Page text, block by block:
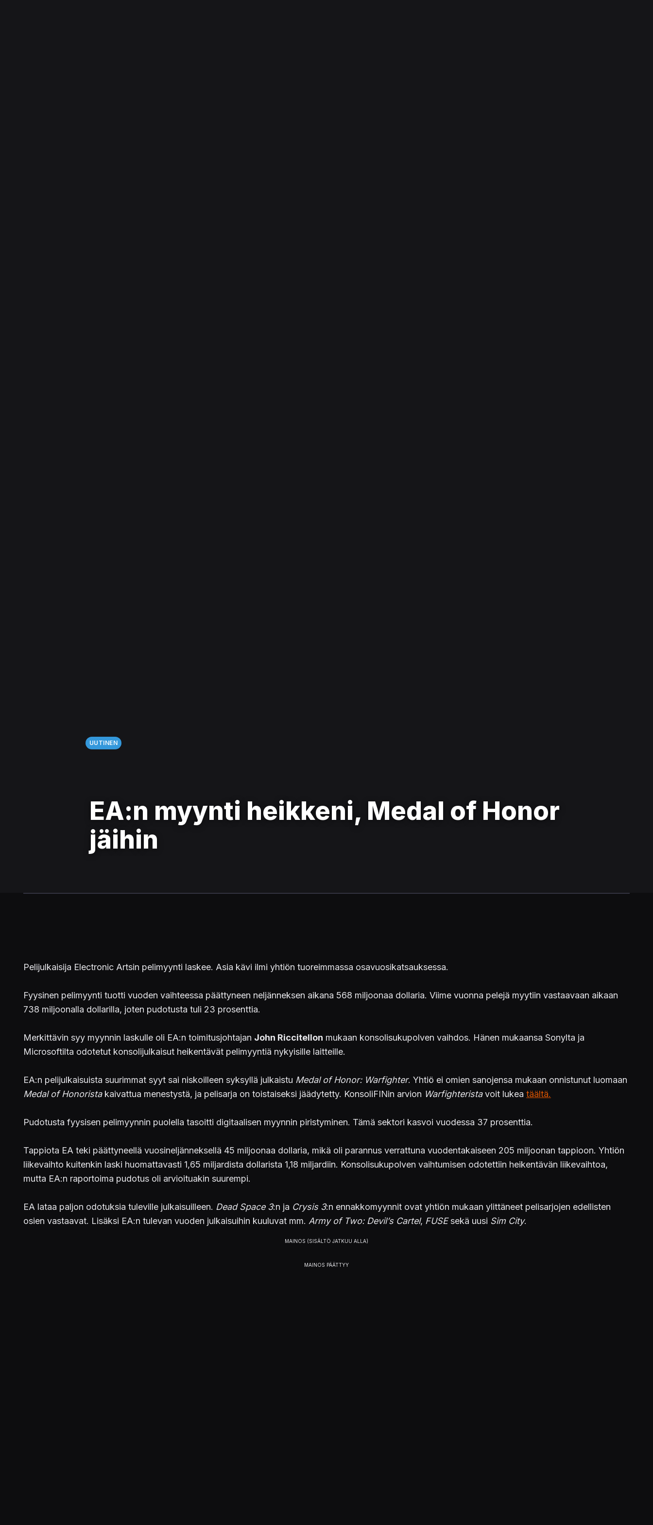
UUTINEN
EA:n myynti heikkeni, Medal of Honor
jäihin
Pelijulkaisija Electronic Artsin pelimyynti laskee. Asia kävi ilmi yhtiön tuoreimmassa osavuosikatsauksessa.
Fyysinen pelimyynti tuotti vuoden vaihteessa päättyneen neljänneksen aikana 568 miljoonaa dollaria. Viime vuonna pelejä myytiin vastaavaan aikaan
738 miljoonalla dollarilla, joten pudotusta tuli 23 prosenttia.
Merkittävin syy myynnin laskulle oli EA:n toimitusjohtajan John Riccitellon mukaan konsolisukupolven vaihdos. Hänen mukaansa Sonylta ja
Microsoftilta odotetut konsolijulkaisut heikentävät pelimyyntiä nykyisille laitteille.
EA:n pelijulkaisuista suurimmat syyt sai niskoilleen syksyllä julkaistu Medal of Honor: Warfighter. Yhtiö ei omien sanojensa mukaan onnistunut luomaan
Medal of Honoristakaivattua menestystä, ja pelisarja on toistaiseksi jäädytetty. KonsoliFINin arvion Warfighteristavoit lukea täältä.
Pudotusta fyysisen pelimyynnin puolella tasoitti digitaalisen myynnin piristyminen. Tämä sektori kasvoi vuodessa 37 prosenttia.
Tappiota EA teki päättyneellä vuosineljänneksellä 45 miljoonaa dollaria, mikä oli parannus verrattuna vuodentakaiseen 205 miljoonan tappioon. Yhtiön
liikevaihto kuitenkin laski huomattavasti 1,65 miljardista dollarista 1,18 miljardiin. Konsolisukupolven vaihtumisen odotettiin heikentävän liikevaihtoa,
mutta EA:n raportoima pudotus oli arvioituakin suurempi.
EA lataa paljon odotuksia tuleville julkaisuilleen. Dead Space 3:n ja Crysis 3:n ennakkomyynnit ovat yhtiön mukaan ylittäneet pelisarjojen edellisten
osien vastaavat. Lisäksi EA:n tulevan vuoden julkaisuihin kuuluvat mm. Army of Two: Devil’s Cartel, FUSEsekä uusi Sim City.